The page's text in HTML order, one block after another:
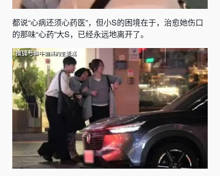
都说“心病还须心药医”，但小S的困境在于，治愈她伤口
的那味“心药”大S，已经永远地离开了。